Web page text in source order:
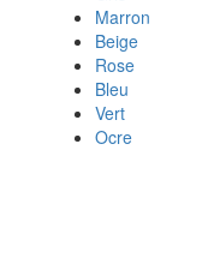
Marron
Beige
Rose
Bleu
Vert
Ocre